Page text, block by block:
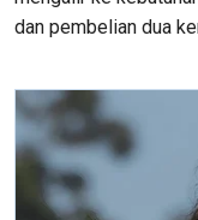
dan pembelian dua